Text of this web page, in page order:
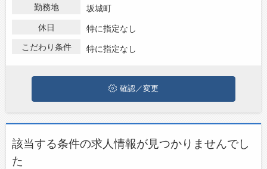
転職支援サービス
転職ノウハウ(応募書類の書き方・面接対策など)
転職・採用コラム
坂城町でホテル･旅館･宿泊･旅行の正社員の求人・転職情報を探
勤務地
坂城町
休日
特に指定なし
こだわり条件
特に指定なし
確認／変更
該当する条件の求人情報が見つかりませんでし
た